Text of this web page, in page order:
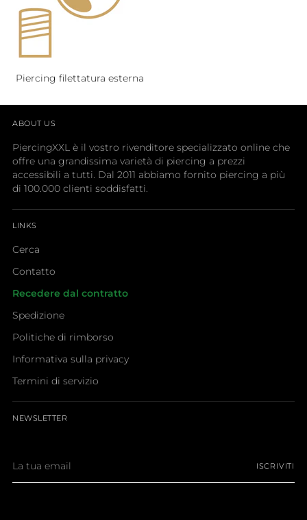
Piercing filettatura esterna
ABOUT US
PiercingXXL è il vostro rivenditore specializzato online che
offre una grandissima varietà di piercing a prezzi
accessibili a tutti. Dal 2011 abbiamo fornito piercing a più
di 100.000 clienti soddisfatti.
LINKS
Cerca
Contatto
Recedere dal contratto
Spedizione
Politiche di rimborso
Informativa sulla privacy
Termini di servizio
NEWSLETTER
tua
email
ISCRIVITI